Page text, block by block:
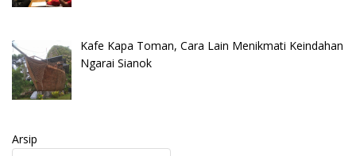
Kafe Kapa Toman, Cara Lain Menikmati Keindahan
Ngarai Sianok
Arsip